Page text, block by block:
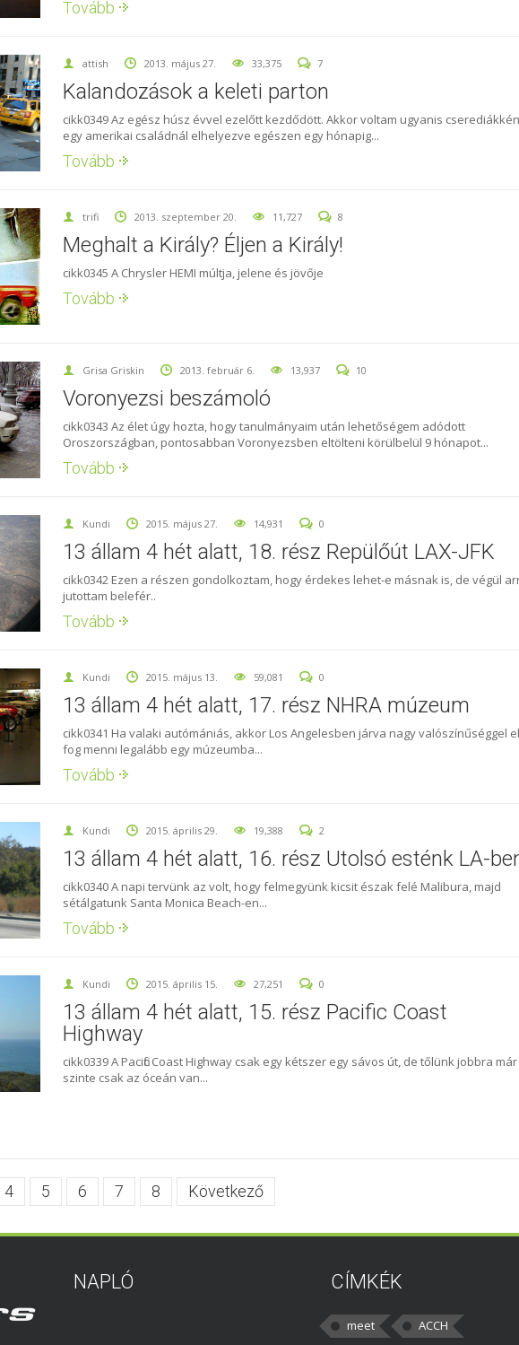
Tovább
attish 2013. május 27. 33,375 7
Kalandozások a keleti parton
cikk0349 Az egész húsz évvel ezelőtt kezdődött. Akkor voltam ugyanis
egy amerikai családnál elhelyezve egészen egy hónapig...
Tovább
trifi 2013. szeptember 20. 11,727 8
Meghalt a Király? Éljen a Király!
cikk0345 A Chrysler HEMI múltja, jelene és jövője
Tovább
Grisa Griskin 2013. február 6. 13,937 10
Voronyezsi beszámoló
cikk0343 Az élet úgy hozta, hogy tanulmányaim után lehetőségem adódott
Oroszországban, pontosabban Voronyezsben eltölteni körülbelül 9 hónapot...
Tovább
Kundi 2015. május 27. 14,931 0
13 állam 4 hét alatt, 18. rész Repülőút LAX-JFK
cikk0342 Ezen a részen gondolkoztam, hogy érdekes lehet-e másnak is, de végül
jutottam belefér..
Tovább
Kundi 2015. május 13. 59,081 0
13 állam 4 hét alatt, 17. rész NHRA múzeum
cikk0341 Ha valaki autómániás, akkor Los Angelesben járva nagy valószínűséggel el
fog menni legalább egy múzeumba...
Tovább
Kundi 2015. április 29. 19,388 2
13 állam 4 hét alatt, 16. rész Utolsó esténk LA-
cikk0340 A napi tervünk az volt, hogy felmegyünk kicsit észak felé Malibura, majd
sétálgatunk Santa Monica Beach-en...
Tovább
Kundi 2015. április 15. 27,251 0
13 állam 4 hét alatt, 15. rész Pacific Coast
Highway
cikk0339 A Pacific Coast Highway csak egy kétszer egy sávos út, de tőlünk jobbra már
szinte csak az óceán van...
4 5 6 7 8 Következő
NAPLÓ CÍMKÉK
meet ACCH